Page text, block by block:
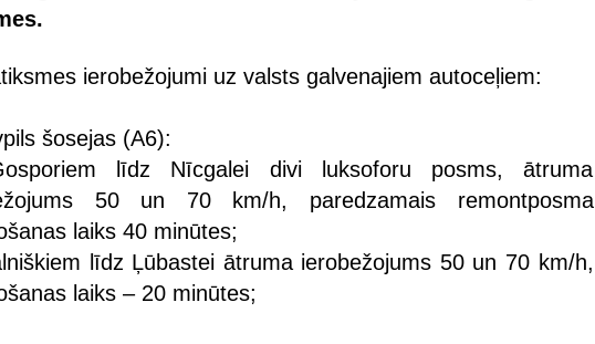
ierobežojumi uz valsts galvenajiem autoceļiem:
šosejas (A6):
līdz Nīcgalei divi luksoforu posms, ātruma
50 un 70 km/h, paredzamais remontposma
laiks 40 minūtes;
līdz Ļūbastei ātruma ierobežojums 50 un 70 km/h,
laiks – 20 minūtes;